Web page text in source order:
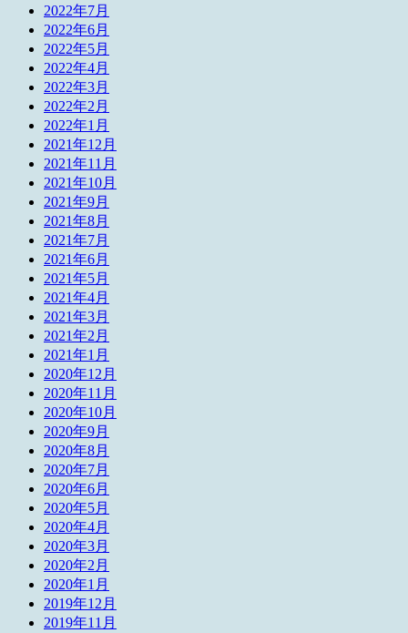
2022年7月
2022年6月
2022年5月
2022年4月
2022年3月
2022年2月
2022年1月
2021年12月
2021年11月
2021年10月
2021年9月
2021年8月
2021年7月
2021年6月
2021年5月
2021年4月
2021年3月
2021年2月
2021年1月
2020年12月
2020年11月
2020年10月
2020年9月
2020年8月
2020年7月
2020年6月
2020年5月
2020年4月
2020年3月
2020年2月
2020年1月
2019年12月
2019年11月